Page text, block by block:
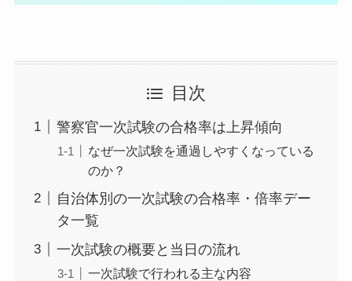
目次
警察官一次試験の合格率は上昇傾向
なぜ一次試験を通過しやすくなっている
のか？
自治体別の一次試験の合格率・倍率デー
タ一覧
一次試験の概要と当日の流れ
一次試験で行われる主な内容